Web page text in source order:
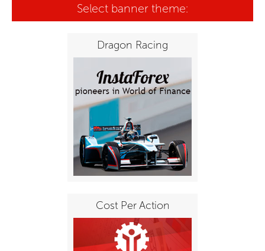
Select banner theme:
Dragon Racing
Cost Per Action